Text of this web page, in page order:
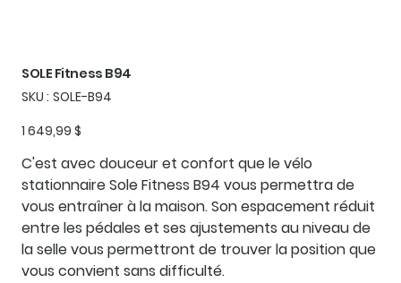
SOLE Fitness B94
SKU : SKU
SOLE-
SOLE-B94
Prix
1 649,99 $
C'est avec douceur et confort que le vélo
stationnaire Sole Fitness B94 vous permettra de
vous entraîner à la maison. Son espacement réduit
entre les pédales et ses ajustements au niveau de
la selle vous permettront de trouver la position que
vous convient sans difficulté.